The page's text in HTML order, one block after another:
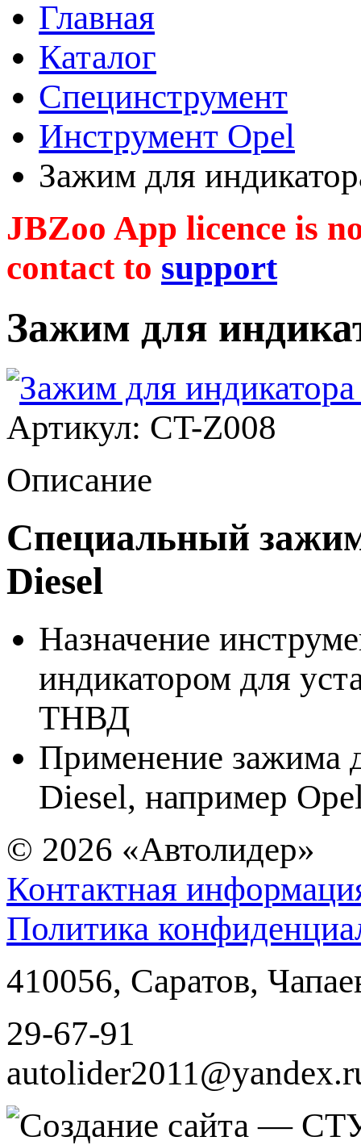
Главная
Каталог
Специнструмент
Инструмент Opel
Зажим для
JBZoo App licence is
contact to support
Зажим для
Артикул: CT-Z008
Описание
Специальный
Diesel
Назначение
индикатором для
ТНВД
Применение зажима
Diesel, например
© 2026 «Автолидер»
Контактная
Политика
410056, Саратов,
29-67-91